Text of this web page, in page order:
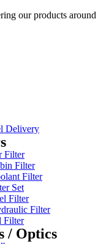
our products
Delivery
Filter
Filter
Filter
Set
Filter
Filter
Filter
/ Optics